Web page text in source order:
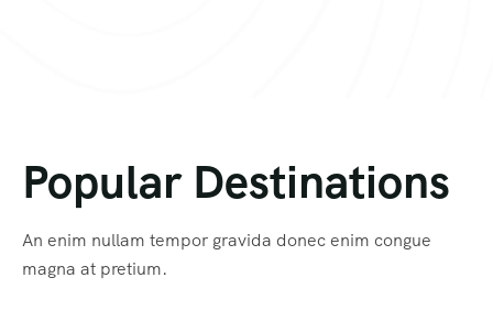
Popular Destinations
An enim nullam tempor gravida donec enim congue
magna at pretium.